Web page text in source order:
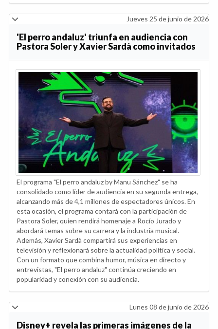
Jueves 25 de junio de 2026
'El perro andaluz' triunfa en audiencia con
Pastora Soler y Xavier Sardà como invitados
El programa "El perro andaluz by Manu Sánchez" se ha
consolidado como líder de audiencia en su segunda entrega,
alcanzando más de 4,1 millones de espectadores únicos. En
esta ocasión, el programa contará con la participación de
Pastora Soler, quien rendirá homenaje a Rocío Jurado y
abordará temas sobre su carrera y la industria musical.
Además, Xavier Sardà compartirá sus experiencias en
televisión y reflexionará sobre la actualidad política y social.
Con un formato que combina humor, música en directo y
entrevistas, "El perro andaluz" continúa creciendo en
popularidad y conexión con su audiencia.
Lunes 08 de junio de 2026
Disney+ revela las primeras imágenes de la